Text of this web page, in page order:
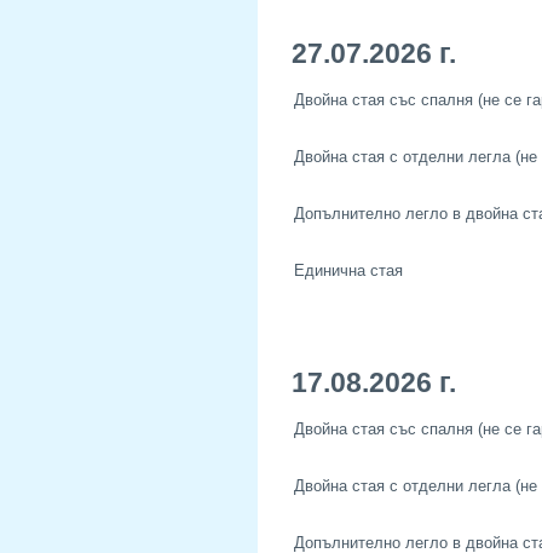
27.07.2026 г.
Двойна стая със спалня (не се
Двойна стая с отделни легла (не
Допълнително легло в двойна
Единична стая
17.08.2026 г.
Двойна стая със спалня (не се
Двойна стая с отделни легла (не
Допълнително легло в двойна